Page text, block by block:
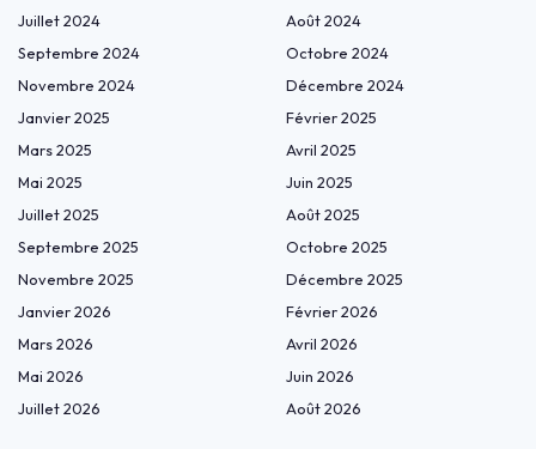
Juillet 2024
Août 2024
Septembre 2024
Octobre 2024
Novembre 2024
Décembre 2024
Janvier 2025
Février 2025
Mars 2025
Avril 2025
Mai 2025
Juin 2025
Juillet 2025
Août 2025
Septembre 2025
Octobre 2025
Novembre 2025
Décembre 2025
Janvier 2026
Février 2026
Mars 2026
Avril 2026
Mai 2026
Juin 2026
Juillet 2026
Août 2026